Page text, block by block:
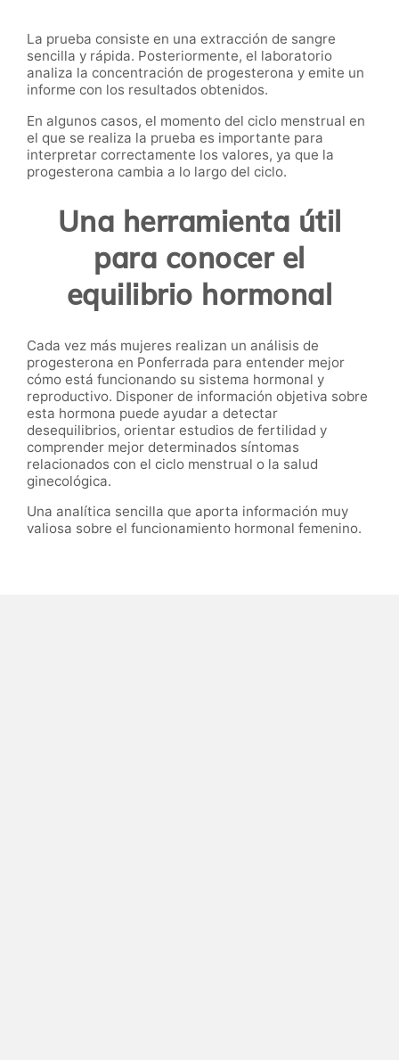
La prueba consiste en una extracción de sangre
sencilla y rápida. Posteriormente, el laboratorio
analiza la concentración de progesterona y emite un
informe con los resultados obtenidos.
En algunos casos, el momento del ciclo menstrual en
el que se realiza la prueba es importante para
interpretar correctamente los valores, ya que la
progesterona cambia a lo largo del ciclo.
Una herramienta útil
para conocer el
equilibrio hormonal
Cada vez más mujeres realizan un análisis de
progesterona en Ponferrada para entender mejor
cómo está funcionando su sistema hormonal y
reproductivo. Disponer de información objetiva sobre
esta hormona puede ayudar a detectar
desequilibrios, orientar estudios de fertilidad y
comprender mejor determinados síntomas
relacionados con el ciclo menstrual o la salud
ginecológica.
Una analítica sencilla que aporta información muy
valiosa sobre el funcionamiento hormonal femenino.